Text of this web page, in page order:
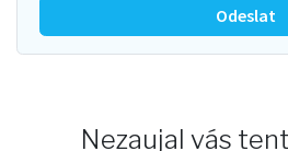
Odeslat
Nezaujal vás